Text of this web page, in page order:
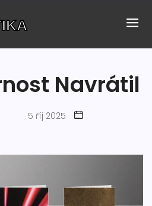
Navrátil
5 říj 2025